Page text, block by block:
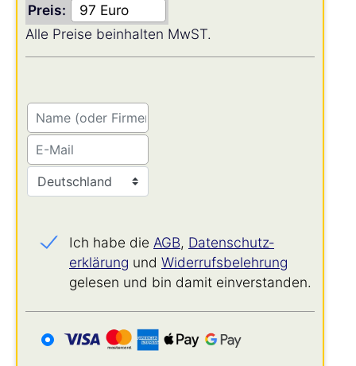
Preis:
Alle Preise beinhalten MwST.
Ich habe die AGB, Datenschutz­
erklärung und Widerrufs­belehrung
gelesen und bin damit einverstanden.